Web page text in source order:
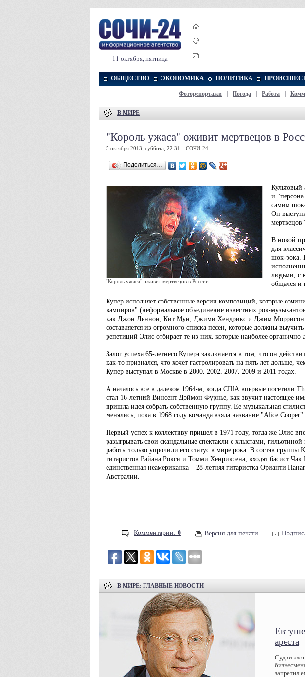
11 октября, пятница
ОБЩЕСТВО ЭКОНОМИКА ПОЛИТИКА
Фоторепортажи Погода Работа
В МИРЕ
"Король ужаса" оживит мертвецов в
5 октября 2013, суббота, 22:31 – СОЧИ-24
Поделиться…
"Король ужаса" оживит мертвецов в России
Культовый
и
самим
Он
В новой
для
шок-рока.
людьми, с
общался и
Купер исполняет собственные версии композиций, которые
вампиров" (неформальное объединение известных рок-
как Джон Леннон, Кит Мун, Джими Хендрикс и Джим Моррисон.
составляется из огромного списка песен, которые должны
репетиций Элис отбирает те из них, которые наиболее органично
Залог успеха 65-летнего Купера заключается в том, что он
как-то признался, что хочет гастролировать на пять лет
Купер выступал в Москве в 2000, 2002, 2007, 2009 и 2011 годах.
А началось все в далеком 1964-м, когда США впервые посетили
стал 16-летний Винсент Дэймон Фурнье, как звучит настоящее
пришла идея собрать собственную группу. Ее музыкальная
менялись, пока в 1968 году команда взяла название "Alice Cooper".
Первый успех к коллективу пришел в 1971 году, тогда же Элис
разыгрывать свои скандальные спектакли с хлыстами,
работы только упрочили его статус в мире рока. В состав группы
гитаристов Райана Рокси и Томми Хенриксена, входят басист
единственная неамериканка – 28-летняя гитаристка Орианти
Австралии.
Комментарии: 0 Версия для печати
В МИРЕ: ГЛАВНЫЕ НОВОСТИ
ареста
Суд
запретил